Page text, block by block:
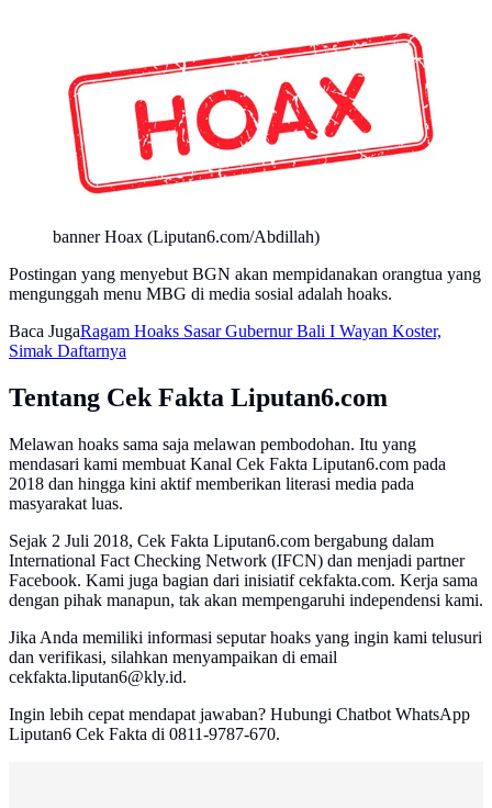
banner Hoax (Liputan6.com/Abdillah)
Postingan yang menyebut BGN akan mempidanakan orangtua yang
mengunggah menu MBG di media sosial adalah hoaks.
Baca JugaRagam Hoaks Sasar Gubernur Bali I Wayan Koster,
Simak Daftarnya
Tentang Cek Fakta Liputan6.com
Melawan hoaks sama saja melawan pembodohan. Itu yang
mendasari kami membuat Kanal Cek Fakta Liputan6.com pada
2018 dan hingga kini aktif memberikan literasi media pada
masyarakat luas.
Sejak 2 Juli 2018, Cek Fakta Liputan6.com bergabung dalam
International Fact Checking Network (IFCN) dan menjadi partner
Facebook. Kami juga bagian dari inisiatif cekfakta.com. Kerja sama
dengan pihak manapun, tak akan mempengaruhi independensi kami.
Jika Anda memiliki informasi seputar hoaks yang ingin kami telusuri
dan verifikasi, silahkan menyampaikan di email
cekfakta.liputan6@kly.id.
Ingin lebih cepat mendapat jawaban? Hubungi Chatbot WhatsApp
Liputan6 Cek Fakta di 0811-9787-670.